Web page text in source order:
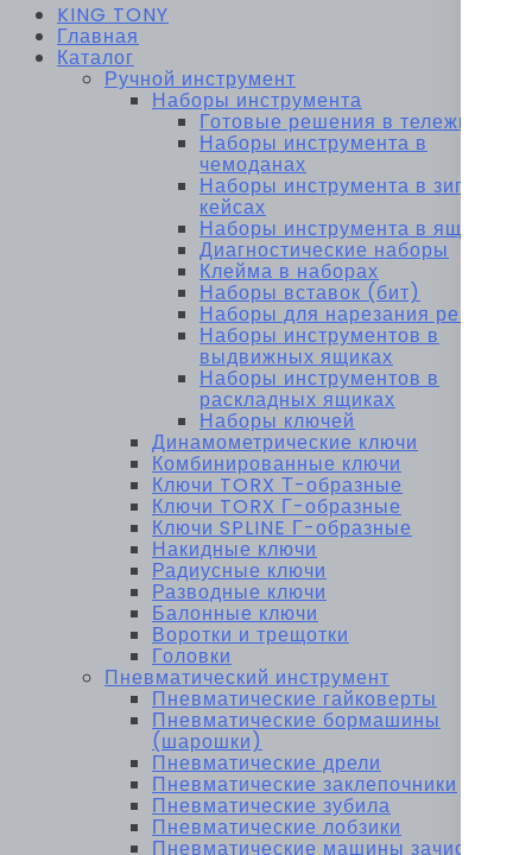
KING TONY
Главная
Каталог
Ручной инструмент
Наборы инструмента
Готовые решения в тележках
Наборы инструмента в
чемоданах
Наборы инструмента в зип-
кейсах
Наборы инструмента в ящиках
Диагностические наборы
Клейма в наборах
Наборы вставок (бит)
Наборы для нарезания резьбы
Наборы инструментов в
выдвижных ящиках
Наборы инструментов в
раскладных ящиках
Наборы ключей
Динамометрические ключи
Комбинированные ключи
Ключи TORX Т-образные
Ключи TORX Г-образные
Ключи SPLINE Г-образные
Накидные ключи
Радиусные ключи
Разводные ключи
Балонные ключи
Воротки и трещотки
Головки
Пневматический инструмент
Пневматические гайковерты
Пневматические бормашины
(шарошки)
Пневматические дрели
Пневматические заклепочники
Пневматические зубила
Пневматические лобзики
Пневматические машины зачистные